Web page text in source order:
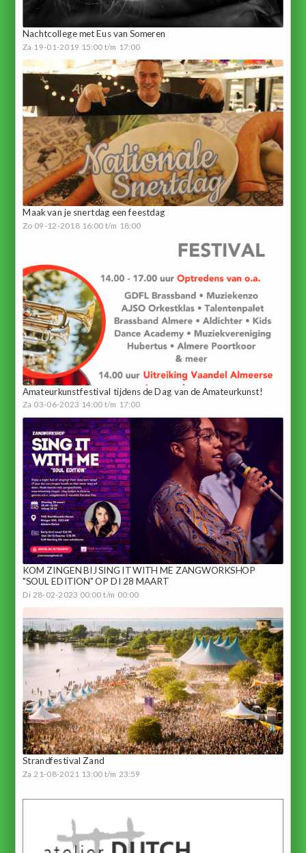
Nachtcollege met Eus van Someren
Za 19-01-2019 15:00 t/m 17:00
Maak van je snertdag een feestdag
Zo 09-12-2018 16:00 t/m 18:00
Amateurkunstfestival tijdens de Dag van de Amateurkunst!
Za 03-06-2023 14:00 t/m 17:00
KOM ZINGEN BIJ SING IT WITH ME ZANGWORKSHOP
"SOUL EDITION" OP DI 28 MAART
Di 28-02-2023 00:00 t/m 00:00
Strandfestival Zand
Za 21-08-2021 13:00 t/m 23:59